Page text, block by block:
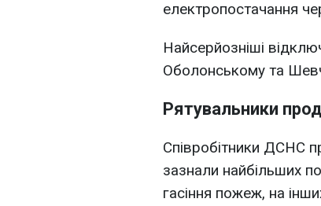
електропостачання
Найсерйозніші
Оболонському та
Рятувальники
Співробітники ДСНС
зазнали найбільших
гасіння пожеж, на